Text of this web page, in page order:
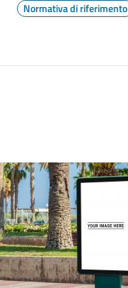
Normativa di riferimento